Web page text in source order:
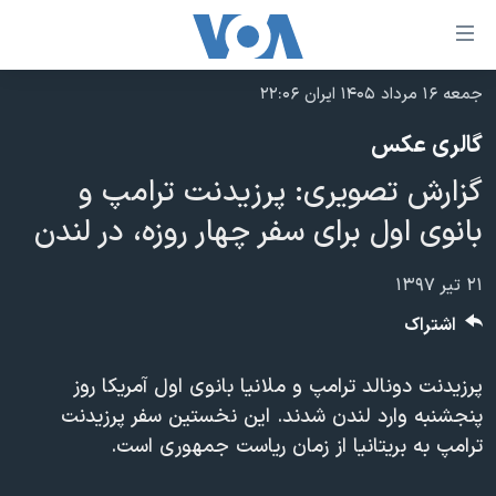
لینکهای
قابل
دسترسی
جهش
محتوای
اصلی
جهش
صفحه
به
جستجو
نسخه سبک وب‌سایت
موضوع ها
ایران
آمریکا
جهان
گزیده‌ها
ویژه برنامه‌ها
برنامه های تلویزیونی
جدول برنامه ها
صفحه‌های ویژه
عملیات خشم حماسی
پخش رادیویی
یادگیری زبان انگلیسی
جمعه ۱۶ مرداد ۱۴۰۵ ایران ۲۲:۰۶
گالری عکس
گزارش تصویری: پرزیدنت ترامپ و
بانوی اول برای سفر چهار روزه، در لندن
۲۱ تیر ۱۳۹۷
پرزیدنت دونالد ترامپ و ملانیا بانوی اول آمریکا روز
پنجشنبه وارد لندن شدند. این نخستین سفر پرزیدنت
ترامپ به بریتانیا از زمان ریاست جمهوری است.
اشتراک